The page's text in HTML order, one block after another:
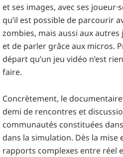
et ses images, avec ses
qu’il est possible de parcourir
zombies, mais aussi aux autres
et de parler grâce aux micros.
départ qu’un jeu vidéo n’est
faire.
Concrètement, le
demi de rencontres et
communautés constituées
dans la simulation. Dès la
rapports complexes entre réel